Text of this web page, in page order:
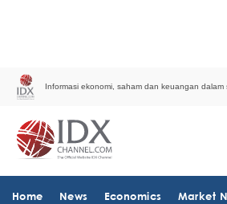
Informasi ekonomi, saham dan keuangan dalam
Home News Economics Market